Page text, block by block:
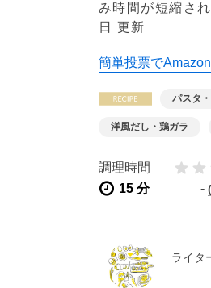
み時間が短縮さ
日 更新
簡単投票で
パスタ
洋風だし・鶏ガラ
調理時間
15 分
-
ライタ